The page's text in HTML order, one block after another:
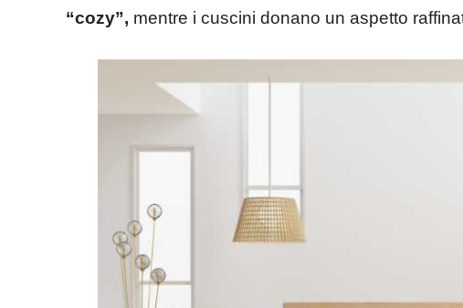
“cozy”, mentre i cuscini donano un aspetto